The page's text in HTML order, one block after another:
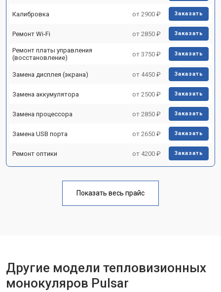
Калибровка от 2900 ₽ Заказать
Ремонт Wi-Fi от 2850 ₽ Заказать
Ремонт платы управления
(восстановление)
от 3750 ₽ Заказать
Замена дисплея (экрана) от 4450 ₽ Заказать
Замена аккумулятора от 2500 ₽ Заказать
Замена процессора от 2850 ₽ Заказать
Замена USB порта от 2650 ₽ Заказать
Ремонт оптики от 4200 ₽ Заказать
Показать весь прайс
Другие модели тепловизионных
монокуляров Pulsar